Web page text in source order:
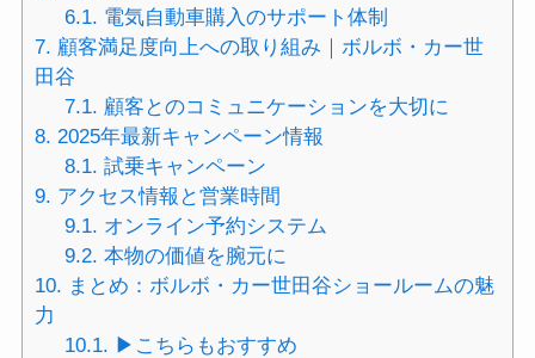
6.1. 電気自動車購入のサポート体制
7. 顧客満足度向上への取り組み｜ボルボ・カー世
田谷
7.1. 顧客とのコミュニケーションを大切に
8. 2025年最新キャンペーン情報
8.1. 試乗キャンペーン
9. アクセス情報と営業時間
9.1. オンライン予約システム
9.2. 本物の価値を腕元に
10. まとめ：ボルボ・カー世田谷ショールームの魅
力
10.1. ▶︎こちらもおすすめ